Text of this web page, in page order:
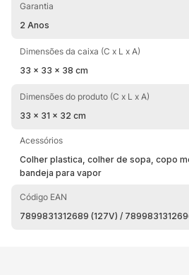
Garantia
2 Anos
Dimensões da caixa (C x L x A)
33 x 33 x 38 cm
Dimensões do produto (C x L x A)
33 x 31 x 32 cm
Acessórios
Colher plastica, colher de sopa, copo
bandeja para vapor
Código EAN
7899831312689 (127V) /